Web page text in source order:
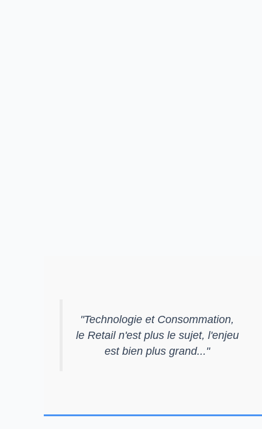
"Technologie et Consommation,
le Retail n'est plus le sujet, l'enjeu
est bien plus grand..."